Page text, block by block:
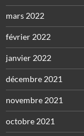
mars 2022
février 2022
janvier 2022
décembre 2021
novembre 2021
octobre 2021